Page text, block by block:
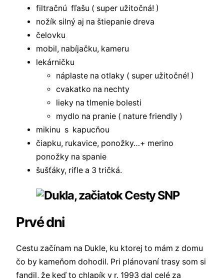
filtračnú fľašu ( super užitočná! )
nožík silný aj na štiepanie dreva
čelovku
mobil, nabíjačku, kameru
lekárničku
náplaste na otlaky ( super užitočné! )
cvakatko na nechty
lieky na tlmenie bolesti
mydlo na pranie ( nature friendly )
mikinu s kapucňou
čiapku, rukavice, ponožky…+ merino
ponožky na spanie
šušťáky, rifle a 3 tričká.
Prvé dni
Cestu začínam na Dukle, ku ktorej to mám z domu
čo by kameňom dohodil. Pri plánovaní trasy som si
fandil, že keď to chlapík v r. 1993 dal celé za